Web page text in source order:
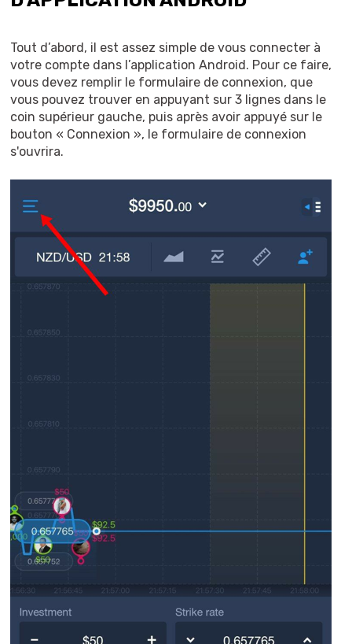
Tout d’abord, il est assez simple de vous connecter à
votre compte dans l’application Android. Pour ce faire,
vous devez remplir le formulaire de connexion, que
vous pouvez trouver en appuyant sur 3 lignes dans le
coin supérieur gauche, puis après avoir appuyé sur le
bouton « Connexion », le formulaire de connexion
s'ouvrira.